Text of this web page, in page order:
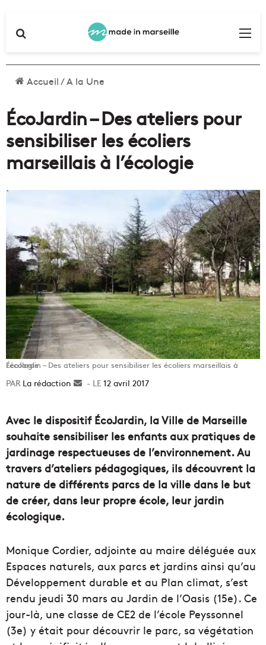
Accueil/A la Une
ÉcoJardin – Des ateliers pour
sensibiliser les écoliers
marseillais à l’écologie
ÉcoJardin – Des ateliers pour sensibiliser les écoliers marseillais à l’écologie
La rédaction
Envoyer12 avril 2017
Avec le dispositif ÉcoJardin, la Ville de Marseille
souhaite sensibiliser les enfants aux pratiques de
jardinage respectueuses de l’environnement. Au
travers d’ateliers pédagogiques, ils découvrent la
nature de différents parcs de la ville dans le but
de créer, dans leur propre école, leur jardin
écologique.
Monique Cordier, adjointe au maire déléguée aux
Espaces naturels, aux parcs et jardins ainsi qu’au
Développement durable et au Plan climat, s’est
rendu jeudi 30 mars au Jardin de l’Oasis (15e). Ce
jour-là, une classe de CE2 de l’école Peyssonnel
(3e) y était pour découvrir le parc, sa végétation